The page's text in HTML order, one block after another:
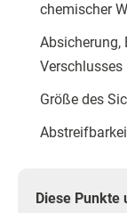
chemischer
Absicherung,
Verschlusses
Größe des
Diese